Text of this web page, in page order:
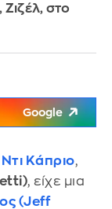
στο
Google
Κάπριο,
, είχε μια
(Jeff